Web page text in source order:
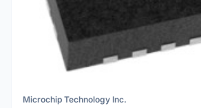
Microchip Technology Inc.